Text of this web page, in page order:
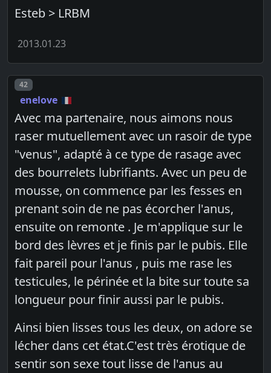
Esteb > LRBM
2013.01.23
Post number
42
enelove
Avec ma partenaire, nous aimons nous
raser mutuellement avec un rasoir de type
"venus", adapté à ce type de rasage avec
des bourrelets lubrifiants. Avec un peu de
mousse, on commence par les fesses en
prenant soin de ne pas écorcher l'anus,
ensuite on remonte . Je m'applique sur le
bord des lèvres et je finis par le pubis. Elle
fait pareil pour l'anus , puis me rase les
testicules, le périnée et la bite sur toute sa
longueur pour finir aussi par le pubis.
Ainsi bien lisses tous les deux, on adore se
lécher dans cet état.C'est très érotique de
sentir son sexe tout lisse de l'anus au